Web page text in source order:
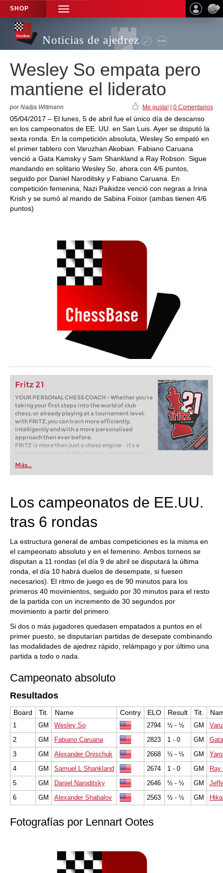
SHOP
TOGGLE
NAVIGATION
Noticias de ajedrez
Wesley So empata pero
mantiene el liderato
por Nadja Wittmann Me gusta! 0 Comentarios
05/04/2017 – El lunes, 5 de abril fue el único día de descanso
en los campeonatos de EE. UU. en San Luis. Ayer se disputó la
sexta ronda. En la competición absoluta, Wesley So empató en
el primer tablero con Varuzhan Akobian. Fabiano Caruana
venció a Gata Kamsky y Sam Shankland a Ray Robson. Sigue
mandando en solitario Wesley So, ahora con 4/6 puntos,
seguido por Daniel Naroditsky y Fabiano Caruana. En
competición femenina, Nazi Paikidze venció con negras a Irina
Krish y se sumó al mando de Sabina Foisor (ambas tienen 4/6
puntos)
Fritz 21
YOUR PERSONAL CHESS COACH - Whether you’re
taking your first steps into the world of club
chess, or already playing at a tournament level:
with FRITZ, you can train more efficiently,
intelligently and with a more personalised
approach than ever before.
FRITZ is more than just a chess engine – it’s a
training revolution! Whether you’re taking your
first steps into the world of club chess, or already
playing at a tournament level: with FRITZ, you can
train more efficiently, intelligently and with a
Más...
Los campeonatos de EE.UU.
tras 6 rondas
La estructura general de ambas competiciones es la misma en
el campeonato absoluto y en el femenino. Ambos torneos se
disputan a 11 rondas (el día 9 de abril se disputará la última
ronda, el día 10 habrá duelos de desempate, si fuesen
necesarios). El ritmo de juego es de 90 minutos para los
primeros 40 movimientos, seguido por 30 minutos para el resto
de la partida con un incremento de 30 segundos por
movimiento a partir del primero.
Si dos o más jugadores quedasen empatados a puntos en el
primer puesto, se disputarían partidas de desepate combinando
las modalidades de ajedrez rápido, relámpago y por último una
partida a todo o nada.
Campeonato absoluto
Resultados
Board Tit. Name Contry ELO Result Tit.
1 GM Wesley So 2794 ½ - ½ GM
2
GM Fabiano Caruana 2823 1 - 0 GM
3
GM Alexander Onischuk 2668 ½ - ½ GM
4
GM Samuel L Shankland 2674 1 - 0 GM
Ray
5
GM Daniel Naroditsky 2646 ½ - ½ GM
6
GM Alexander Shabalov 2563 ½ - ½ GM
Fotografías por Lennart Ootes